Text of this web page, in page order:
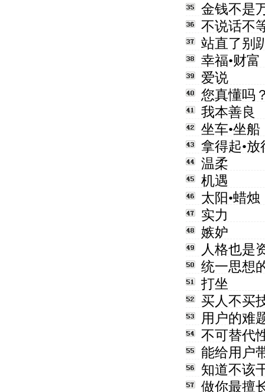
金钱不是
不说话不
站直了别
幸福•财富
爱说
您真懂吗
我本善良
坐车•坐船
拿得起•放
温柔
机遇
太阳•蜡烛
实力
嫉妒
人格也是
统一思想
打坐
买人不买
用户的难
不可替代
能给用户
知道不该
做你最擅